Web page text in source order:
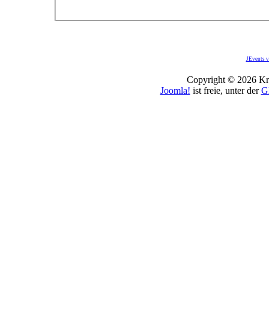
JEvents
Copyright © 2026
Joomla! ist freie, unter der